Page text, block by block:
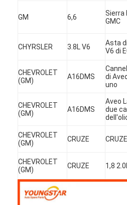
GM 6,6
Sierra
GMC
CHYRSLER 3.8L V6
Asta
V6 di
CHEVROLET
(GM)
A16DMS
di
uno
CHEVROLET
(GM)
A16DMS
Aveo
due
CHEVROLET
(GM)
CRUZE
CHEVROLET
(GM)
CRUZE 1,8